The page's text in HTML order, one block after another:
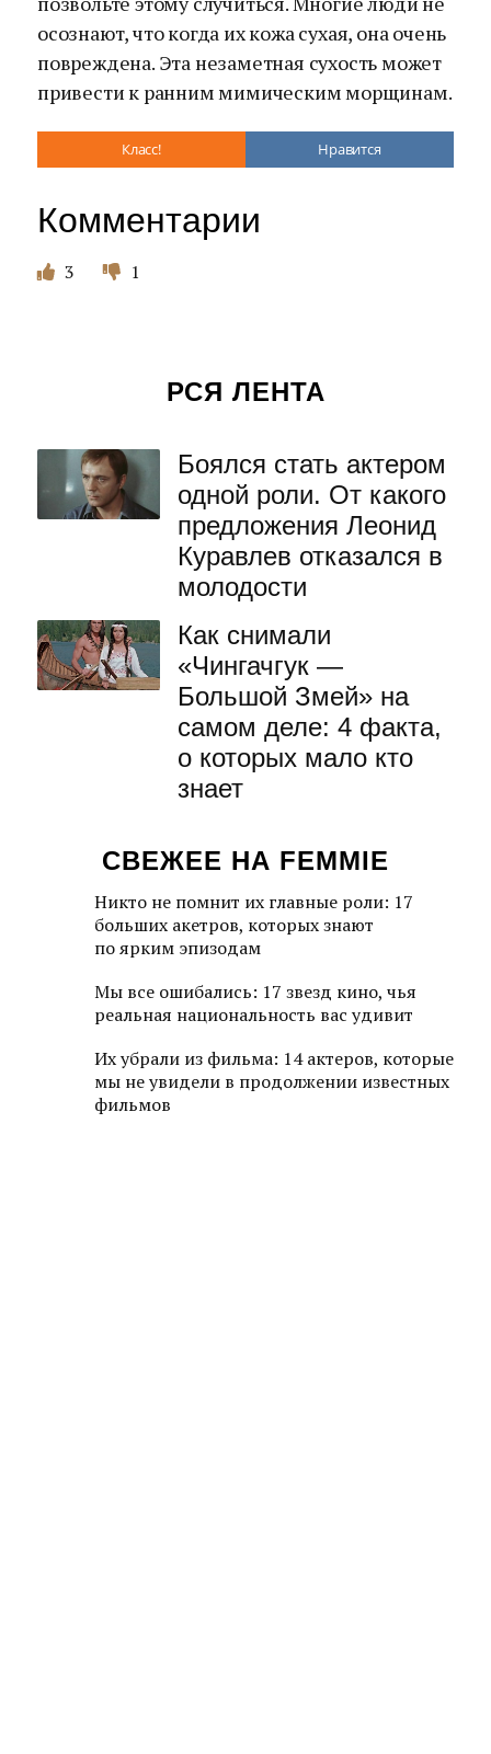
осознают, что когда их кожа сухая, она очень
повреждена. Эта незаметная сухость может
привести к ранним мимическим морщинам.
Класс! Нравится
Комментарии
3 1
РСЯ ЛЕНТА
Боялся стать актером
одной роли. От какого
предложения Леонид
Куравлев отказался в
молодости
Как снимали
«Чингачгук —
Большой Змей» на
самом деле: 4 факта,
о которых мало кто
знает
СВЕЖЕЕ НА FEMMIE
Никто не помнит их главные роли: 17
больших акетров, которых знают
по ярким эпизодам
Мы все ошибались: 17 звезд кино, чья
реальная национальность вас удивит
Их убрали из фильма: 14 актеров, которые
мы не увидели в продолжении известных
фильмов